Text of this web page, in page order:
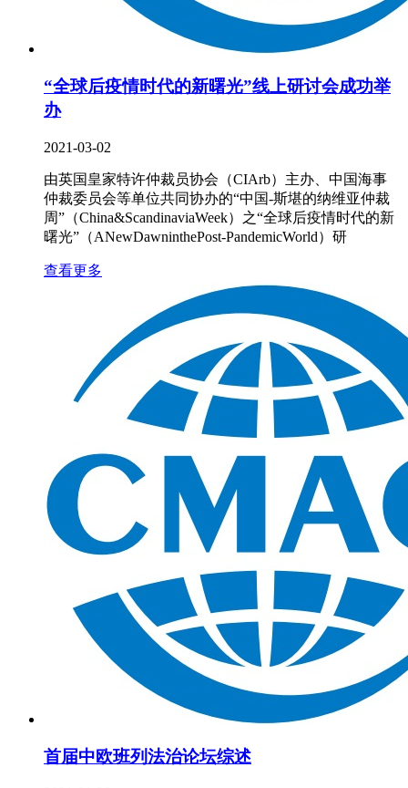
“全球后疫情时代的新曙光”线上研讨会成功举
办
2021-03-02
由英国皇家特许仲裁员协会（CIArb）主办、中国海事
仲裁委员会等单位共同协办的“中国-斯堪的纳维亚仲裁
周”（China&ScandinaviaWeek）之“全球后疫情时代的新
曙光”（ANewDawninthePost-PandemicWorld）研
查看更多
首届中欧班列法治论坛综述